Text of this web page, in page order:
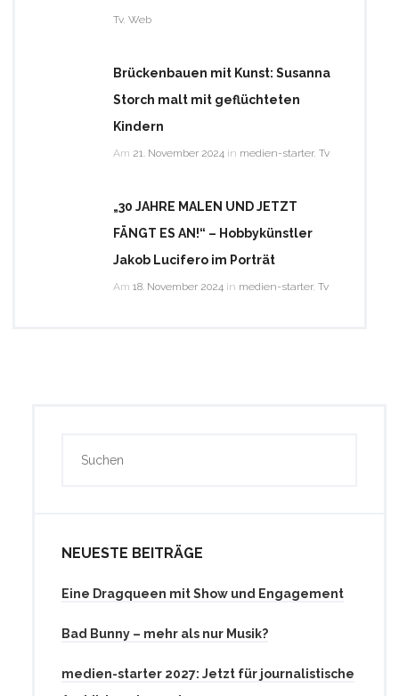
Tv, Web
Brückenbauen mit Kunst: Susanna
Storch malt mit geflüchteten
Kindern
Am 21. November 2024 in medien-starter, Tv
„30 JAHRE MALEN UND JETZT
FÄNGT ES AN!“ – Hobbykünstler
Jakob Lucifero im Porträt
Am 18. November 2024 in medien-starter, Tv
NEUESTE BEITRÄGE
Eine Dragqueen mit Show und Engagement
Bad Bunny – mehr als nur Musik?
medien-starter 2027: Jetzt für journalistische